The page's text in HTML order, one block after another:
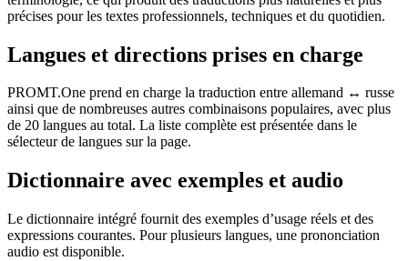
précises pour les textes professionnels, techniques et du quotidien.
Langues et directions prises en charge
PROMT.One prend en charge la traduction entre allemand ↔ russe
ainsi que de nombreuses autres combinaisons populaires, avec plus
de 20 langues au total. La liste complète est présentée dans le
sélecteur de langues sur la page.
Dictionnaire avec exemples et audio
Le dictionnaire intégré fournit des exemples d’usage réels et des
expressions courantes. Pour plusieurs langues, une prononciation
audio est disponible.